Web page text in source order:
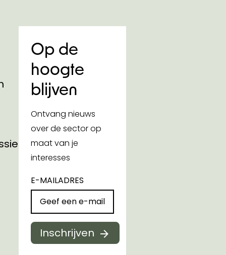
Op de
hoogte
blijven
Ontvang nieuws
over de sector op
maat van je
interesses
E-MAILADRES
Inschrijven